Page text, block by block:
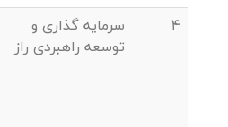
4
سرمایه گذاری و
توسعه راهبردی راز